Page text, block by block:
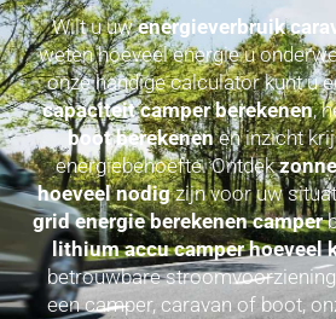
Wilt u uwenergieverbruik
weten hoeveel energie u
onze handige calculator kunt u
capaciteit camper berekenen,
boot berekenenen inzicht
energiebehoefte. Ontdek
hoeveel nodigzijn voor uw
grid energie berekenen camper
lithium accu camper hoeveel
betrouwbare
een camper, caravan of boot,